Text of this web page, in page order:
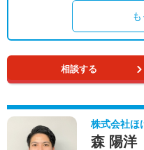
相談する
株式会社ほ
森 陽洋